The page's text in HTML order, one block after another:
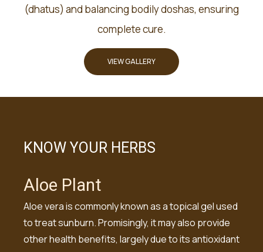
(dhatus) and balancing bodily doshas, ensuring
complete cure.
VIEW GALLERY
KNOW YOUR HERBS
Aloe Plant
Aloe vera is commonly known as a topical gel used
to treat sunburn. Promisingly, it may also provide
other health benefits, largely due to its antioxidant